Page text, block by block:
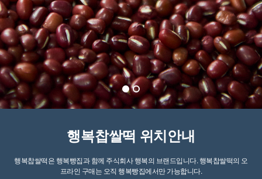
행복찹쌀떡 위치안내
행복찹쌀떡은 행복빵집과 함께 주식회사 행복의 브랜드입니다. 행복찹쌀떡의 오
프라인 구매는 오직 행복빵집에서만 가능합니다.